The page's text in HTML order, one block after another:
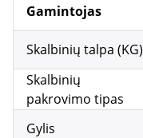
Gamintojas
Skalbinių talpa (KG)
Skalbinių
pakrovimo tipas
Gylis